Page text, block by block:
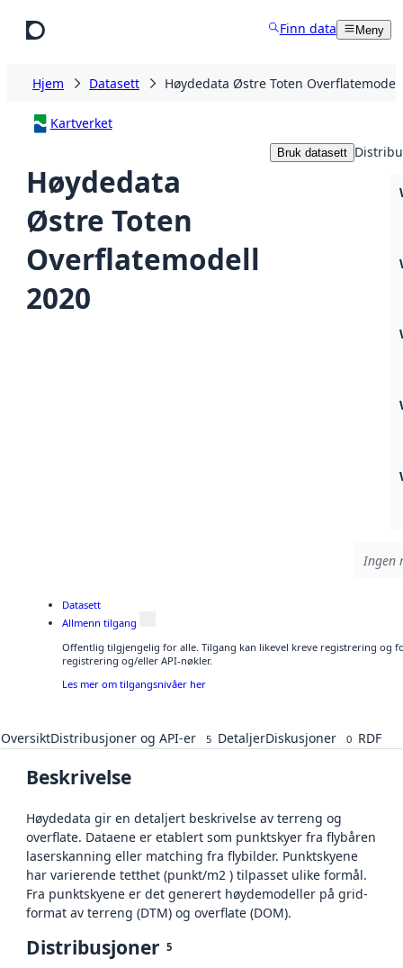
Finn data Meny
Hjem Datasett Høydedata Østre Toten
Kartverket
Høydedata
Østre Toten
Overflatemodell
2020
Bruk datasett
Ingen
Datasett
Allmenn tilgang
Offentlig tilgjengelig for alle. Tilgang kan likevel kreve registrering og
registrering og/eller API-nøkler.
Les mer om tilgangsnivåer her
OversiktDistribusjoner og API-er 5 DetaljerDiskusjoner 0 RDF
Beskrivelse
Høydedata gir en detaljert beskrivelse av terreng og
overflate. Dataene er etablert som punktskyer fra flybåren
laserskanning eller matching fra flybilder. Punktskyene
har varierende tetthet (punkt/m2 ) tilpasset ulike formål.
Fra punktskyene er det generert høydemodeller på grid-
format av terreng (DTM) og overflate (DOM).
Distribusjoner 5